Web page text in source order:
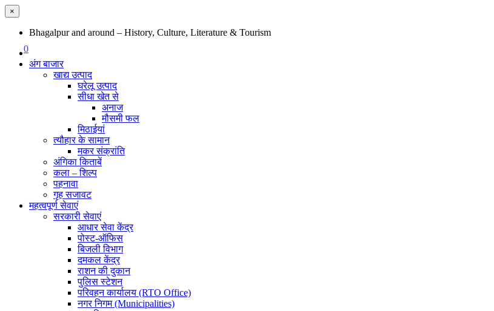
×
Bhagalpur and around – History, Culture, Literature & Tourism
0
अंग बाजार
खाद्य उत्पाद
घरेलू उत्पाद
सीधा खेत से
अनाज
मौसमी फल
मिठाईयां
त्यौहार के सामान
मकर संक्रांति
अंगिका किताबें
कला – शिल्प
पहनावा
गृह सजावट
महत्वपूर्ण सेवाएं
सरकारी सेवाएं
आधार सेवा केंद्र
पोस्ट-ऑफिस
बिजली विभाग
दमकल केंद्र
राशन की दुकान
पुलिस स्टेशन
परिवहन कार्यालय (RTO Office)
नगर निगम (Municipalities)